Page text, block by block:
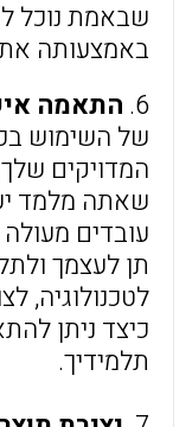
שבאמת נוכל
באמצעותה
6. התאמה
של השימוש
המדויקים
שאתה מלמד
עובדים
תן לעצמך
לטכנולוגיה,
כיצד ניתן
תלמידיך.